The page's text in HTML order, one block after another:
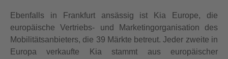
Ebenfalls in Frankfurt ansässig ist Kia Europe, die
europäische Vertriebs- und Marketingorganisation des
Mobilitätsanbieters, die 39 Märkte betreut. Jeder zweite in
Europa verkaufte Kia stammt aus europäischer